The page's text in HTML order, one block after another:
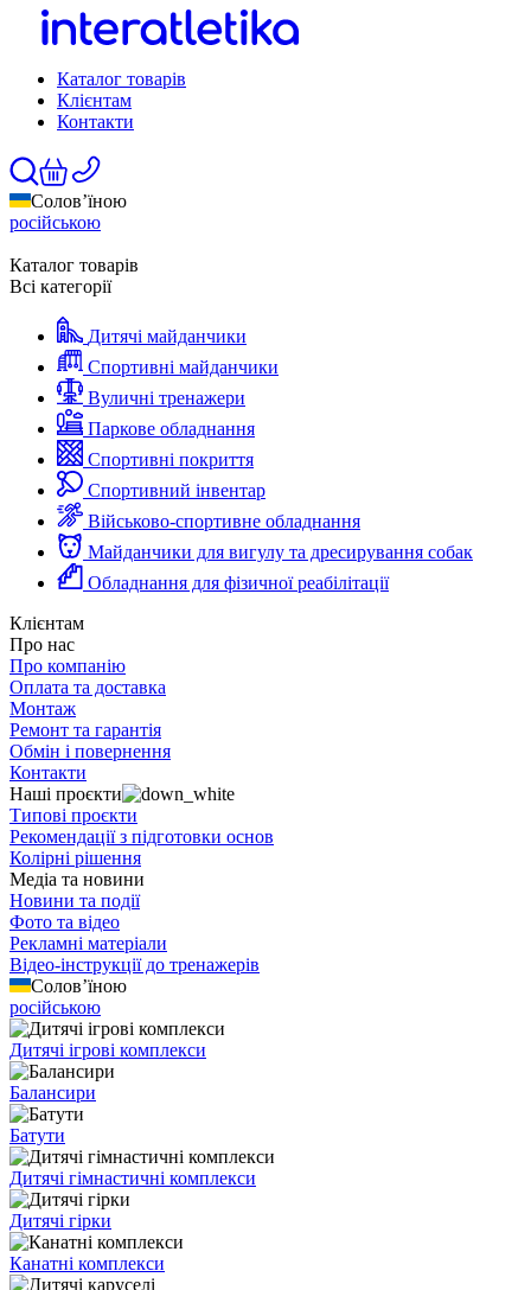
Каталог товарів
Клієнтам
Контакти
Солов’їною
російською
Каталог товарів
Всі категорії
Дитячі майданчики
Спортивні майданчики
Вуличні тренажери
Паркове обладнання
Спортивні покриття
Спортивний інвентар
Військово-спортивне обладнання
Майданчики для вигулу та дресирування собак
Обладнання для фізичної реабілітації
Клієнтам
Про нас
Про компанію
Оплата та доставка
Монтаж
Ремонт та гарантія
Обмін і повернення
Контакти
Наші проєкти
Типові проєкти
Рекомендації з підготовки основ
Колірні рішення
Медіа та новини
Новини та події
Фото та відео
Рекламні матеріали
Відео-інструкції до тренажерів
Солов’їною
російською
Дитячі ігрові комплекси
Балансири
Батути
Дитячі гімнастичні комплекси
Дитячі гірки
Канатні комплекси